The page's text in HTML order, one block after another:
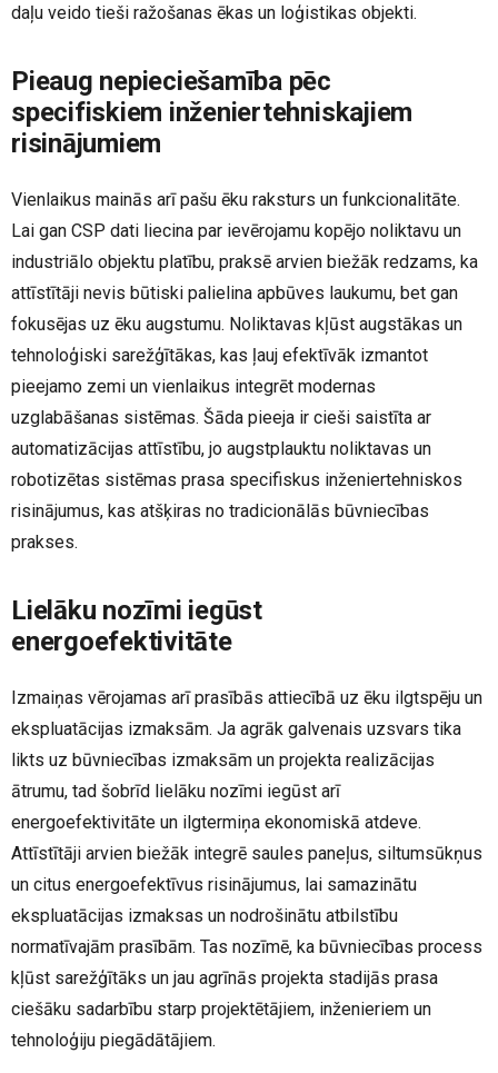
daļu veido tieši ražošanas ēkas un loģistikas objekti.
Pieaug nepieciešamība pēc
specifiskiem inženiertehniskajiem
risinājumiem
Vienlaikus mainās arī pašu ēku raksturs un funkcionalitāte.
Lai gan CSP dati liecina par ievērojamu kopējo noliktavu un
industriālo objektu platību, praksē arvien biežāk redzams, ka
attīstītāji nevis būtiski palielina apbūves laukumu, bet gan
fokusējas uz ēku augstumu. Noliktavas kļūst augstākas un
tehnoloģiski sarežģītākas, kas ļauj efektīvāk izmantot
pieejamo zemi un vienlaikus integrēt modernas
uzglabāšanas sistēmas. Šāda pieeja ir cieši saistīta ar
automatizācijas attīstību, jo augstplauktu noliktavas un
robotizētas sistēmas prasa specifiskus inženiertehniskos
risinājumus, kas atšķiras no tradicionālās būvniecības
prakses.
Lielāku nozīmi iegūst
energoefektivitāte
Izmaiņas vērojamas arī prasībās attiecībā uz ēku ilgtspēju un
ekspluatācijas izmaksām. Ja agrāk galvenais uzsvars tika
likts uz būvniecības izmaksām un projekta realizācijas
ātrumu, tad šobrīd lielāku nozīmi iegūst arī
energoefektivitāte un ilgtermiņa ekonomiskā atdeve.
Attīstītāji arvien biežāk integrē saules paneļus, siltumsūkņus
un citus energoefektīvus risinājumus, lai samazinātu
ekspluatācijas izmaksas un nodrošinātu atbilstību
normatīvajām prasībām. Tas nozīmē, ka būvniecības process
kļūst sarežģītāks un jau agrīnās projekta stadijās prasa
ciešāku sadarbību starp projektētājiem, inženieriem un
tehnoloģiju piegādātājiem.